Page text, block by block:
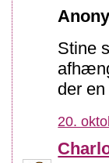
Stine
der
20.